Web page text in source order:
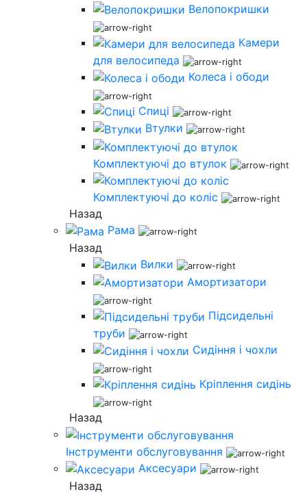
Велопокришки
Камери
для велосипеда
Колеса і ободи
Спиці
Втулки
Комплектуючі до втулок
Комплектуючі до коліс
Назад
Рама
Назад
Вилки
Амортизатори
Підсидельні
труби
Сидіння і чохли
Кріплення сидінь
Назад
Інструменти обслуговування
Аксесуари
Назад